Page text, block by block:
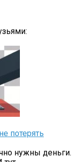
потерять
нужны деньги.